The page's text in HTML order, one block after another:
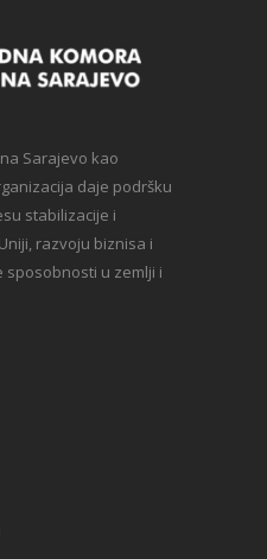
Sarajevo kao
daje podršku
stabilizacije i
razvoju biznisa i
u zemlji i